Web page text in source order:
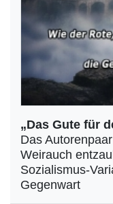
„Das Gute für
Das
Weirauch
Sozialismus-
Gegenwart